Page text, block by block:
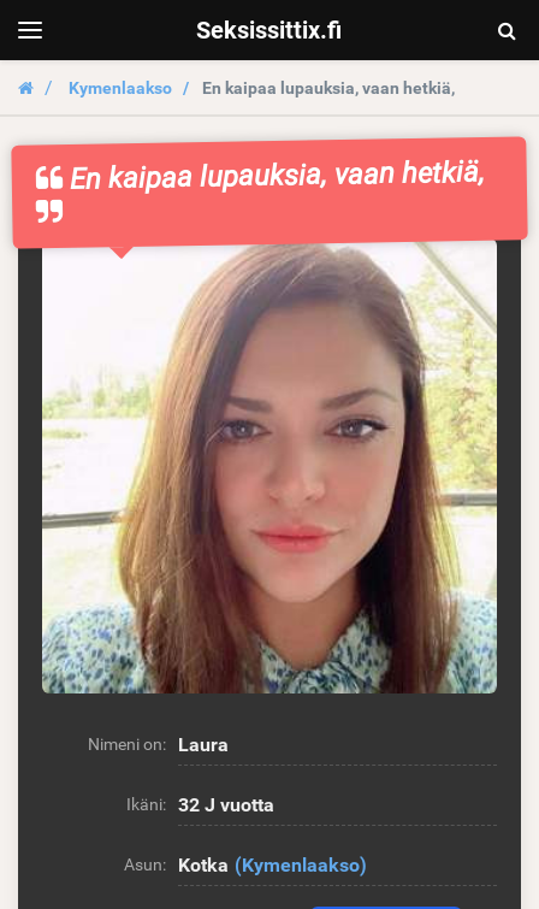
navigation
Seksissittix.fi
Kymenlaakso En kaipaa lupauksia, vaan hetkiä,
En kaipaa lupauksia, vaan hetkiä,
Nimeni on: Laura
Ikäni: 32 J vuotta
Asun: Kotka (Kymenlaakso)